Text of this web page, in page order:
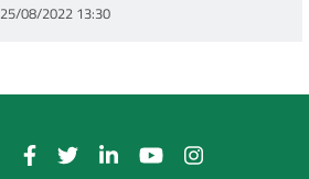
25/08/2022 13:30